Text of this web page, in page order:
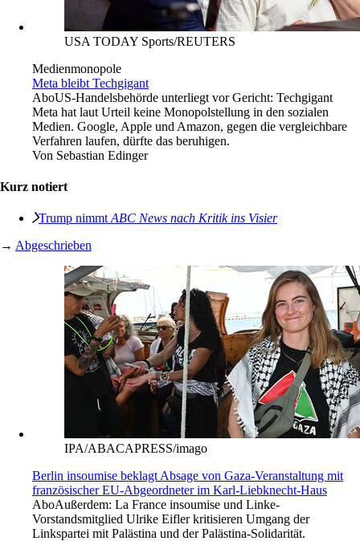
USA TODAY Sports/REUTERS
Medienmonopole
Meta bleibt Techgigant
AboUS-Handelsbehörde unterliegt vor Gericht: Techgigant
Meta hat laut Urteil keine Monopolstellung in den sozialen
Medien. Google, Apple und Amazon, gegen die vergleichbare
Verfahren laufen, dürfte das beruhigen.
Von Sebastian Edinger
Kurz notiert
Trump nimmt ABC News nach Kritik ins Visier
→ Abgeschrieben
IPA/ABACAPRESS/imago
Berlin insoumise beklagt Absage von Gaza-Veranstaltung mit
französischer EU-Abgeordneter im Karl-Liebknecht-Haus
AboAußerdem: La France insoumise und Linke-
Vorstandsmitglied Ulrike Eifler kritisieren Umgang der
Linkspartei mit Palästina und der Palästina-Solidarität.